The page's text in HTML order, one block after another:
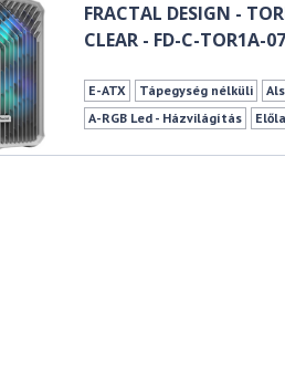
FRACTAL DESIGN -
CLEAR - FD-C-TOR1A-07
E-ATX Tápegység nélküli
A-RGB Led - Házvilágítás